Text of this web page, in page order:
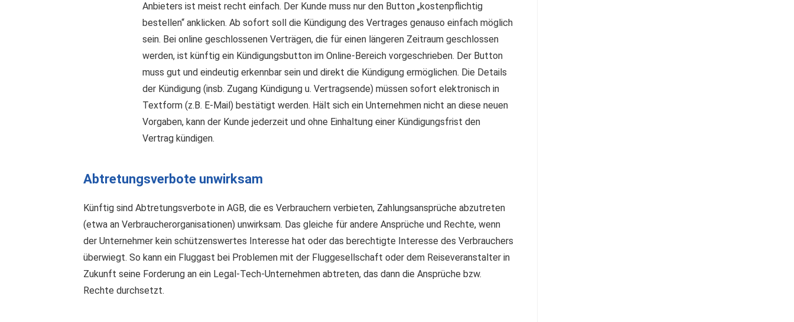
Anbieters ist meist recht einfach. Der Kunde muss nur den Button „kostenpflichtig
bestellen“ anklicken. Ab sofort soll die Kündigung des Vertrages genauso einfach möglich
sein. Bei online geschlossenen Verträgen, die für einen längeren Zeitraum geschlossen
werden, ist künftig ein Kündigungsbutton im Online-Bereich vorgeschrieben. Der Button
muss gut und eindeutig erkennbar sein und direkt die Kündigung ermöglichen. Die Details
der Kündigung (insb. Zugang Kündigung u. Vertragsende) müssen sofort elektronisch in
Textform (z.B. E-Mail) bestätigt werden. Hält sich ein Unternehmen nicht an diese neuen
Vorgaben, kann der Kunde jederzeit und ohne Einhaltung einer Kündigungsfrist den
Vertrag kündigen.
Abtretungsverbote unwirksam
Künftig sind Abtretungsverbote in AGB, die es Verbrauchern verbieten, Zahlungsansprüche abzutreten
(etwa an Verbraucherorganisationen) unwirksam. Das gleiche für andere Ansprüche und Rechte, wenn
der Unternehmer kein schützenswertes Interesse hat oder das berechtigte Interesse des Verbrauchers
überwiegt. So kann ein Fluggast bei Problemen mit der Fluggesellschaft oder dem Reiseveranstalter in
Zukunft seine Forderung an ein Legal-Tech-Unternehmen abtreten, das dann die Ansprüche bzw.
Rechte durchsetzt.